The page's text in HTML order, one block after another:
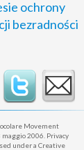
ochrony
bezradności
Movement
maggio 2006. Privacy
under a Creative